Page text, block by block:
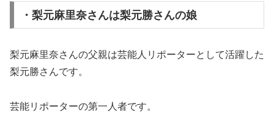
・梨元麻里奈さんは梨元勝さんの娘
梨元麻里奈さんの父親は芸能人リポーターとして活躍した
梨元勝さんです。
芸能リポーターの第一人者です。